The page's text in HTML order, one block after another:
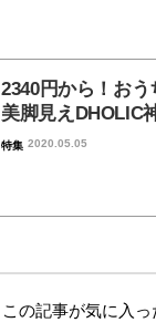
2340円から！お
美脚見えDHOLIC
特集 2020.05.05
この記事が気に入っ